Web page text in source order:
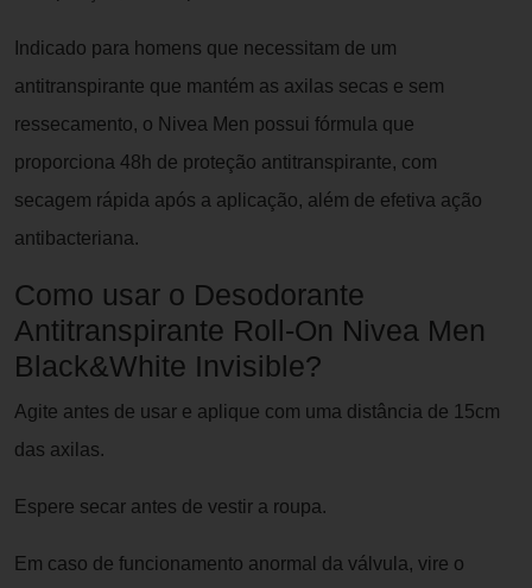
Indicado para homens que necessitam de um
antitranspirante que mantém as axilas secas e sem
ressecamento, o Nivea Men possui fórmula que
proporciona 48h de proteção antitranspirante, com
secagem rápida após a aplicação, além de efetiva ação
antibacteriana.
Como usar o Desodorante
Antitranspirante Roll-On Nivea Men
Black&White Invisible?
Agite antes de usar e aplique com uma distância de 15cm
das axilas.
Espere secar antes de vestir a roupa.
Em caso de funcionamento anormal da válvula, vire o